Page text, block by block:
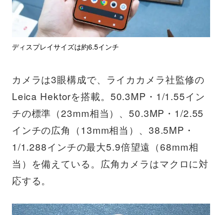
ディスプレイサイズは約6.5インチ
カメラは3眼構成で、ライカカメラ社監修の
Leica Hektorを搭載。50.3MP・1/1.55イン
チの標準（23mm相当）、50.3MP・1/2.55
インチの広角（13mm相当）、38.5MP・
1/1.288インチの最大5.9倍望遠（68mm相
当）を備えている。広角カメラはマクロに対
応する。